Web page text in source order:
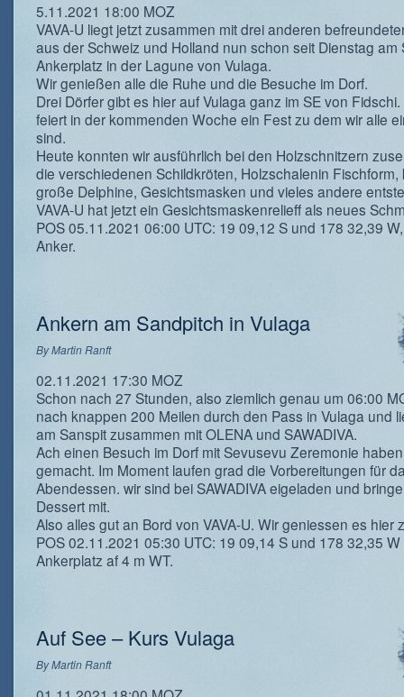
5.11.2021 18:00 MOZ
VAVA-U liegt jetzt zusammen mit drei anderen
aus der Schweiz und Holland nun schon seit Dienstag am
Ankerplatz in der Lagune von Vulaga.
Wir genießen alle die Ruhe und die Besuche im Dorf.
Drei Dörfer gibt es hier auf Vulaga ganz im SE von
feiert in der kommenden Woche ein Fest zu dem wir alle
sind.
Heute konnten wir ausführlich bei den Holzschnitzern
die verschiedenen Schildkröten, Holzschalenin Fischform,
große Delphine, Gesichtsmasken und vieles andere
VAVA-U hat jetzt ein Gesichtsmaskenrelieff als neues
POS 05.11.2021 06:00 UTC: 19 09,12 S und 178 32,39
Anker.
Ankern am Sandpitch in Vulaga
ByMartin Ranft
02.11.2021 17:30 MOZ
Schon nach 27 Stunden, also ziemlich genau um 06:00
nach knappen 200 Meilen durch den Pass in Vulaga und
am Sanspit zusammen mit OLENA und SAWADIVA.
Ach einen Besuch im Dorf mit Sevusevu Zeremonie
gemacht. Im Moment laufen grad die Vorbereitungen für
Abendessen. wir sind bei SAWADIVA eigeladen und
Dessert mit.
Also alles gut an Bord von VAVA-U. Wir geniessen es hier
POS 02.11.2021 05:30 UTC: 19 09,14 S und 178 32,35
Ankerplatz af 4 m WT.
Auf See – Kurs Vulaga
ByMartin Ranft